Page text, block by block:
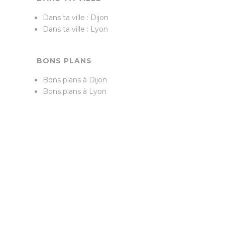
Dans ta ville : Dijon
Dans ta ville : Lyon
BONS PLANS
Bons plans à Dijon
Bons plans à Lyon